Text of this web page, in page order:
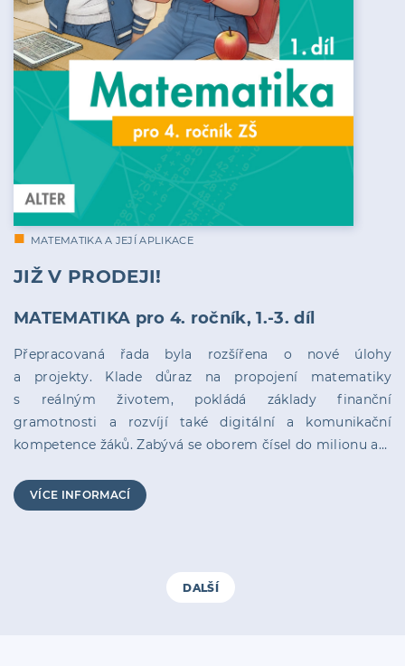
MATEMATIKA A JEJÍ APLIKACE
JIŽ V PRODEJI!
MATEMATIKA pro 4. ročník, 1.-3. díl
Přepracovaná řada byla rozšířena o nové úlohy
a projekty. Klade důraz na propojení matematiky
s reálným životem, pokládá základy finanční
gramotnosti a rozvíjí také digitální a komunikační
kompetence žáků. Zabývá se oborem čísel do milionu a…
VÍCE INFORMACÍ
DALŠÍ